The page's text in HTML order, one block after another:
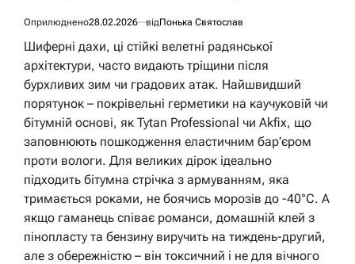
Оприлюднено28.02.2026 відПонька Святослав
Шиферні дахи, ці стійкі велетні радянської
архітектури, часто видають тріщини після
бурхливих зим чи градових атак. Найшвидший
порятунок – покрівельні герметики на каучуковій чи
бітумній основі, як Tytan Professional чи Akfix, що
заповнюють пошкодження еластичним бар’єром
проти вологи. Для великих дірок ідеально
підходить бітумна стрічка з армуванням, яка
тримається роками, не боячись морозів до -40°C. А
якщо гаманець співає романси, домашній клей з
пінопласту та бензину виручить на тиждень-другий,
але з обережністю – він токсичний і не для вічного